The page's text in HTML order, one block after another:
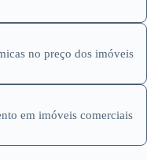
no preço dos imóveis
em imóveis comerciais